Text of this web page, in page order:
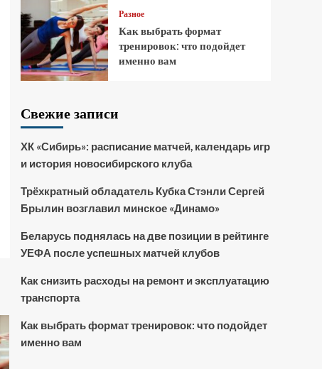
Разное
Как выбрать формат
тренировок: что подойдет
именно вам
Свежие записи
ХК «Сибирь»: расписание матчей, календарь игр
и история новосибирского клуба
Трёхкратный обладатель Кубка Стэнли Сергей
Брылин возглавил минское «Динамо»
Беларусь поднялась на две позиции в рейтинге
УЕФА после успешных матчей клубов
Как снизить расходы на ремонт и эксплуатацию
транспорта
Как выбрать формат тренировок: что подойдет
именно вам